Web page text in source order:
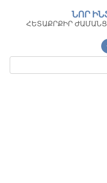
контенту
ՆՈՐ
ՀԵՏԱՔՐՔԻՐ
Поиск: